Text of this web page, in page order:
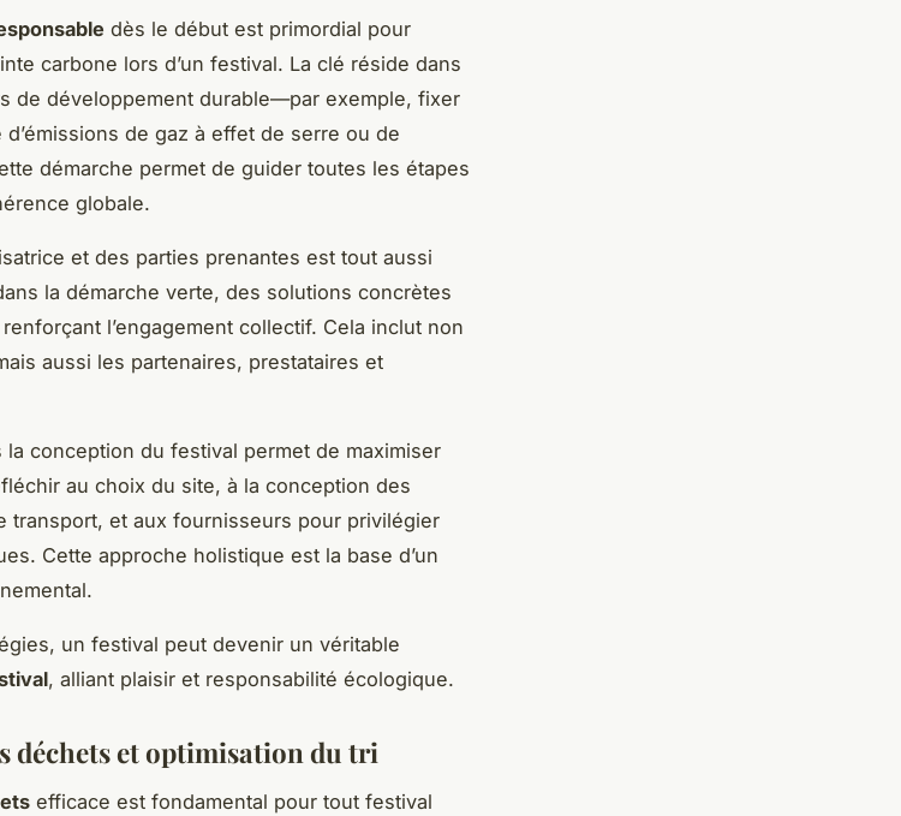
dès le début est primordial pour
carbone lors d’un festival. La clé réside dans
de développement durable—par exemple, fixer
de gaz à effet de serre ou de
démarche permet de guider toutes les étapes
globale.
et des parties prenantes est tout aussi
la démarche verte, des solutions concrètes
l’engagement collectif. Cela inclut non
aussi les partenaires, prestataires et
conception du festival permet de maximiser
au choix du site, à la conception des
transport, et aux fournisseurs pour privilégier
Cette approche holistique est la base d’un
un festival peut devenir un véritable
, alliant plaisir et responsabilité écologique.
déchets et optimisation du tri
efficace est fondamental pour tout festival